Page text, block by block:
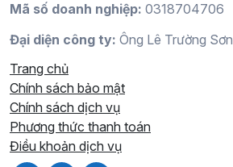
Mã số doanh nghiệp: 0318704706
Đại diện công ty: Ông Lê Trường Sơn
Trang chủ
Chính sách bảo mật
Chính sách dịch vụ
Phương thức thanh toán
Điều khoản dịch vụ